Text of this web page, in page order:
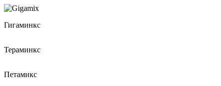
Гигаминкс
Тераминкс
Петамикс